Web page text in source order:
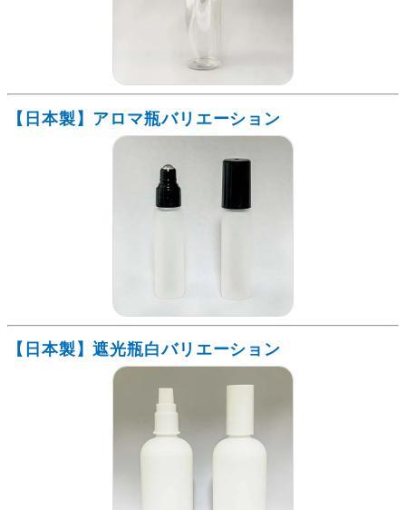
【日本製】アロマ瓶バリエーション
【日本製】遮光瓶白バリエーション